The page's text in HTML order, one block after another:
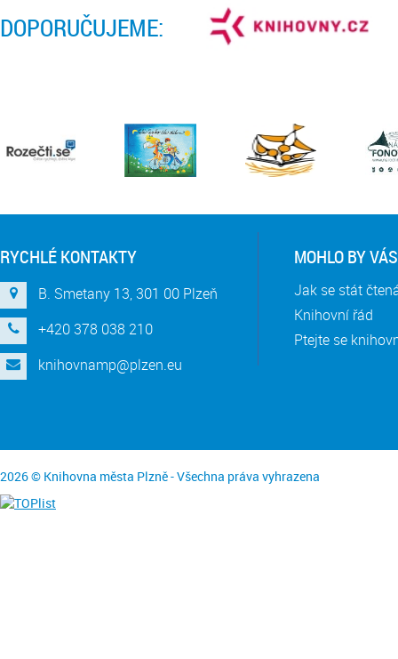
DOPORUČUJEME:
RYCHLÉ KONTAKTY
B. Smetany 13, 301 00 Plzeň
+420 378 038 210
knihovnamp@plzen.eu
MOHLO BY
Jak se stát
Knihovní řád
Ptejte se
2026 © Knihovna města Plzně - Všechna práva vyhrazena